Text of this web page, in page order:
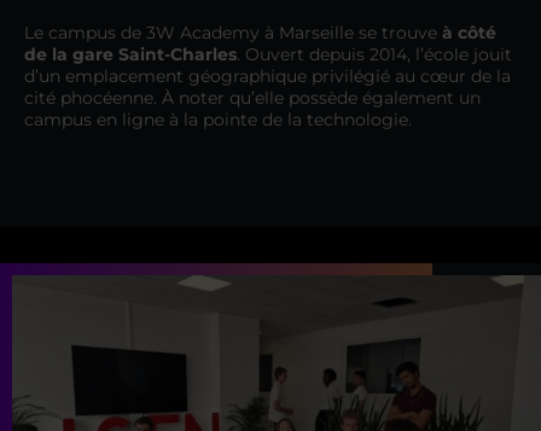
Le campus de 3W Academy à Marseille se trouve à côté
de la gare Saint-Charles. Ouvert depuis 2014, l’école jouit
d’un emplacement géographique privilégié au cœur de la
cité phocéenne. À noter qu’elle possède également un
campus en ligne à la pointe de la technologie.